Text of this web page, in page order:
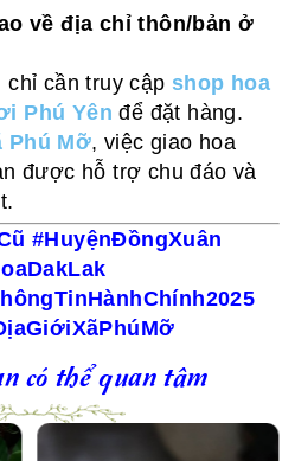
về địa chỉ thôn/bản ở
chỉ cần truy cập shop hoa
Phú Yên để đặt hàng.
Phú Mỡ, việc giao hoa
được hỗ trợ chu đáo và
#HuyệnĐồngXuân
có thể quan tâm